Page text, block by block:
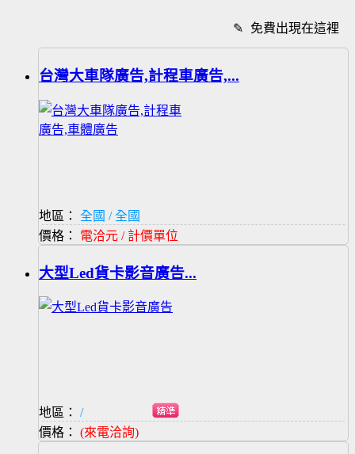
✎ 免費出現在這裡
台灣大車隊廣告,計程車廣告,...
地區：
全國 / 全國
價格： 電洽元 / 計價單位
大型Led貨卡影音廣告...
地區：
/
價格： (來電洽詢)